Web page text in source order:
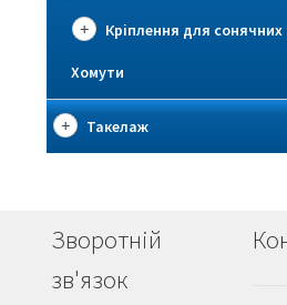
Кріплення для сонячних
Хомути
Такелаж
Зворотній
зв'язок